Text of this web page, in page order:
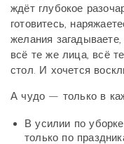
ждёт глубокое
готовитесь,
желания
всё те же лица, всё
стол. И хочется
А чудо — только в
В усилии по
только по